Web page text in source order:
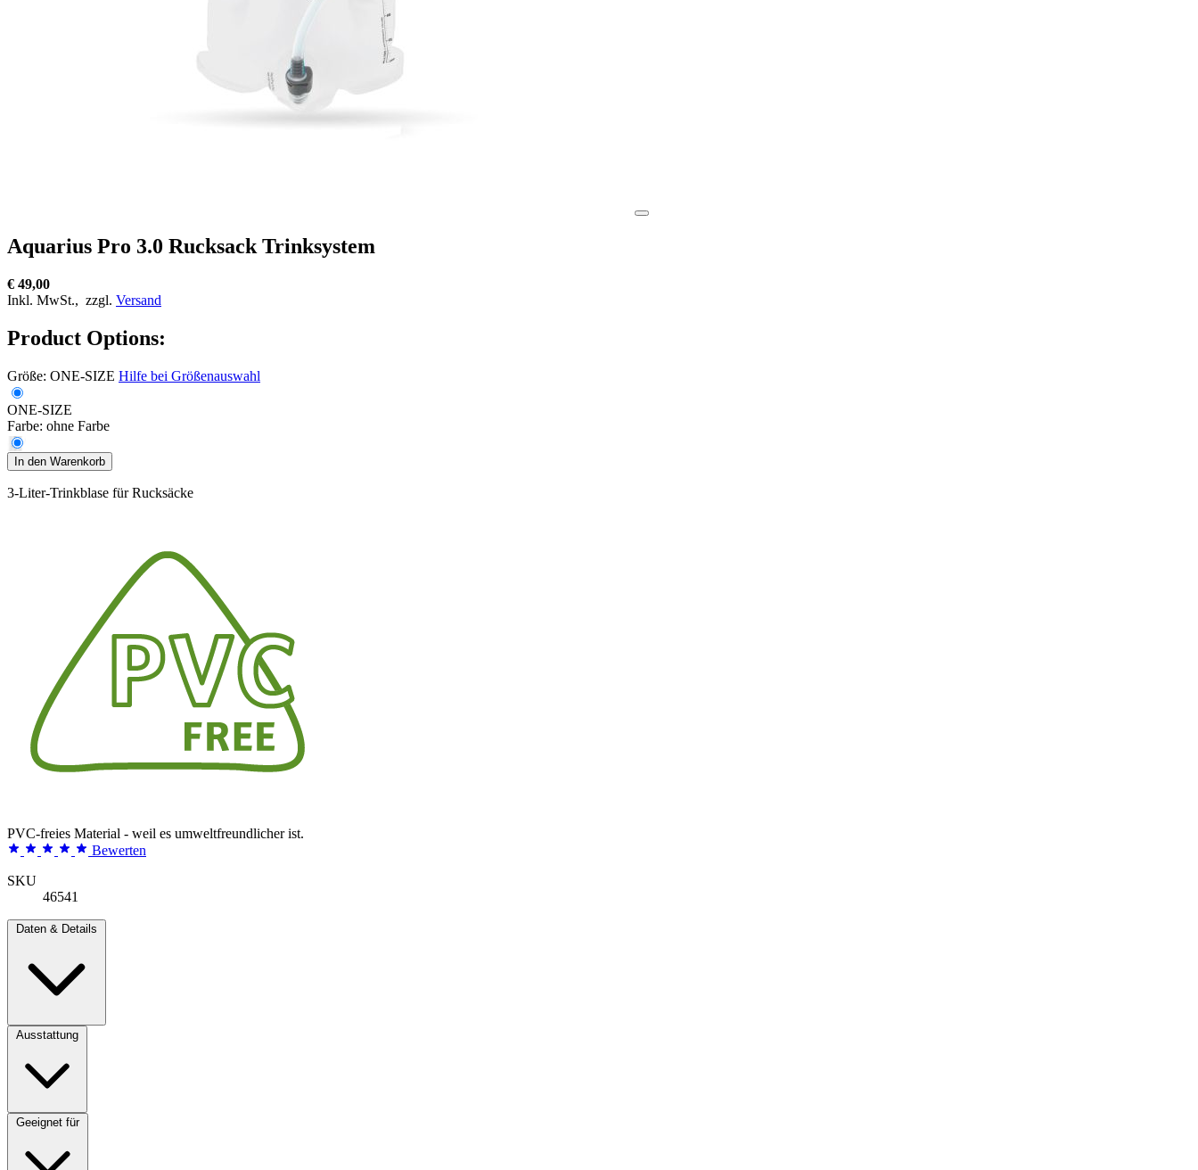
Aquarius Pro 3.0 Rucksack Trinksystem
€ 49,00
Inkl. MwSt., zzgl. Versand
Product Options:
Größe: ONE-SIZE Hilfe bei Größenauswahl
ONE-SIZE
Farbe: ohne Farbe
In den Warenkorb
3-Liter-Trinkblase für Rucksäcke
PVC-freies Material - weil es umweltfreundlicher ist.
Bewerten
SKU
46541
Daten & Details
Ausstattung
Geeignet für